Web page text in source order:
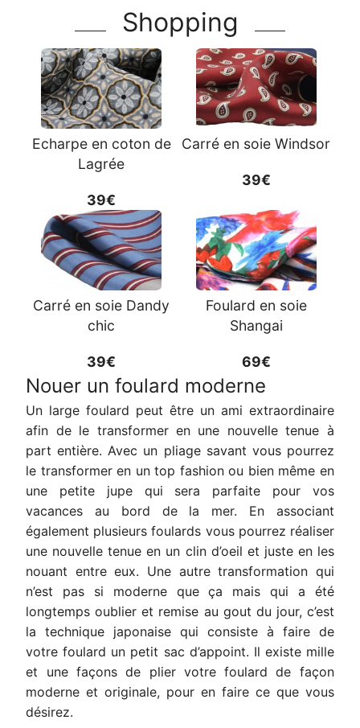
Shopping
Echarpe en coton de
Lagrée
39€
Carré en soie Windsor
39€
Carré en soie Dandy
chic
39€
Foulard en soie
Shangai
69€
Nouer un foulard moderne
Un large foulard peut être un ami extraordinaire
afin de le transformer en une nouvelle tenue à
part entière. Avec un pliage savant vous pourrez
le transformer en un top fashion ou bien même en
une petite jupe qui sera parfaite pour vos
vacances au bord de la mer. En associant
également plusieurs foulards vous pourrez réaliser
une nouvelle tenue en un clin d’oeil et juste en les
nouant entre eux. Une autre transformation qui
n’est pas si moderne que ça mais qui a été
longtemps oublier et remise au gout du jour, c’est
la technique japonaise qui consiste à faire de
votre foulard un petit sac d’appoint. Il existe mille
et une façons de plier votre foulard de façon
moderne et originale, pour en faire ce que vous
désirez.